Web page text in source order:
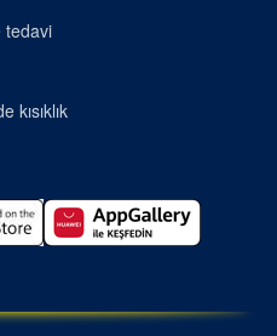
tedavi